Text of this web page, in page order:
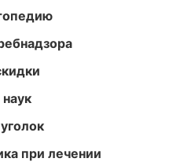
при лечении